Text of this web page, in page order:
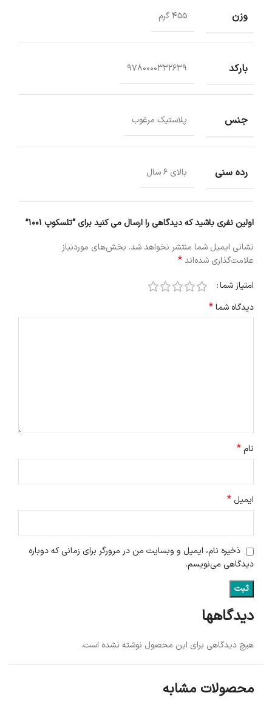
وزن
455 گرم
بارکد 9780000332639
جنس پلاستیک مرغوب
رده سنی بالای 6 سال
دیدگاهها
هیچ دیدگاهی برای این محصول نوشته نشده است.
اولین نفری باشید که دیدگاهی را ارسال می کنید برای “تلسکوپ 1001”
نشانی ایمیل شما منتشر نخواهد شد. بخش‌های موردنیاز
علامت‌گذاری شده‌اند*
امتیاز شما
دیدگاه شما*
نام*
ایمیل*
ذخیره نام، ایمیل و وبسایت من در مرورگر برای زمانی که دوباره
دیدگاهی می‌نویسم.
محصولات مشابه